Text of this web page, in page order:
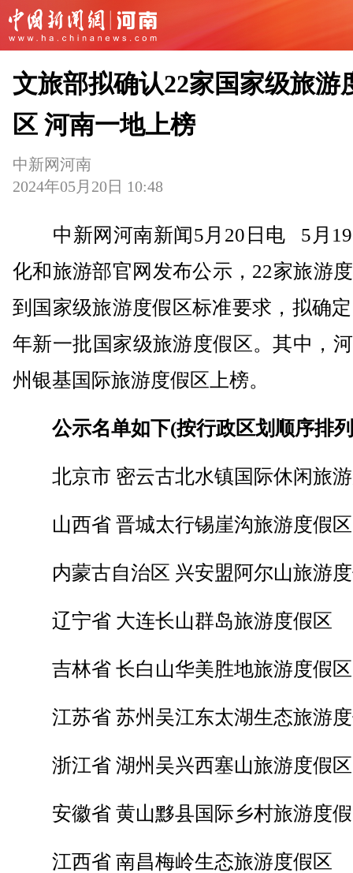
文旅部拟确认22家国家级旅游
区 河南一地上榜
中新网河南
2024年05月20日 10:48
中新网河南新闻5月20日电 5月19
化和旅游部官网发布公示，22家旅游
到国家级旅游度假区标准要求，拟确
年新一批国家级旅游度假区。其中，
州银基国际旅游度假区上榜。
公示名单如下(按行政区划顺序排
北京市 密云古北水镇国际休闲旅游
山西省 晋城太行锡崖沟旅游度假区
内蒙古自治区 兴安盟阿尔山旅游
辽宁省 大连长山群岛旅游度假区
吉林省 长白山华美胜地旅游度假区
江苏省 苏州吴江东太湖生态旅游
浙江省 湖州吴兴西塞山旅游度假区
安徽省 黄山黟县国际乡村旅游度
江西省 南昌梅岭生态旅游度假区